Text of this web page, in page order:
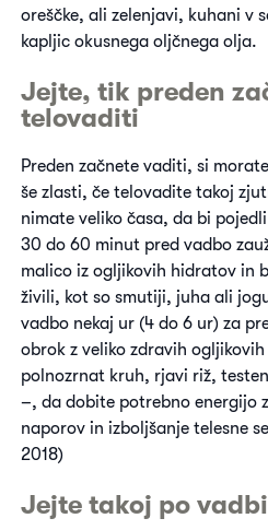
oreščke, ali zelenjavi, kuhani v
kapljic okusnega oljčnega olja.
Jejte, tik preden
telovaditi
Preden začnete vaditi, si
še zlasti, če telovadite takoj
nimate veliko časa, da bi
30 do 60 minut pred vadbo
malico iz ogljikovih hidratov in
živili, kot so smutiji, juha ali
vadbo nekaj ur (4 do 6 ur) za
obrok z veliko zdravih
polnozrnat kruh, rjavi riž,
–, da dobite potrebno energijo
naporov in izboljšanje telesne
2018)
Jejte takoj po vadbi